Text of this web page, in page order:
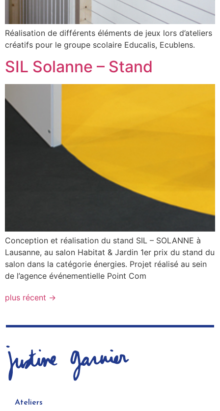
Réalisation de différents éléments de jeux lors d’ateliers
créatifs pour le groupe scolaire Educalis, Ecublens.
SIL Solanne – Stand
Conception et réalisation du stand SIL – SOLANNE à
Lausanne, au salon Habitat & Jardin 1er prix du stand du
salon dans la catégorie énergies. Projet réalisé au sein
de l’agence événementielle Point Com
plus récent →
Ateliers